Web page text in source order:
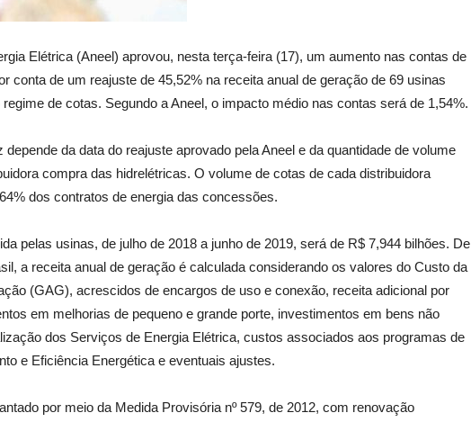
Elétrica (Aneel) aprovou, nesta terça-feira (17), um aumento nas contas de
conta de um reajuste de 45,52% na receita anual de geração de 69 usinas
de cotas. Segundo a Aneel, o impacto médio nas contas será de 1,54%.
da data do reajuste aprovado pela Aneel e da quantidade de volume
compra das hidrelétricas. O volume de cotas de cada distribuidora
dos contratos de energia das concessões.
pelas usinas, de julho de 2018 a junho de 2019, será de R$ 7,944 bilhões. De
a receita anual de geração é calculada considerando os valores do Custo da
(GAG), acrescidos de encargos de uso e conexão, receita adicional por
em melhorias de pequeno e grande porte, investimentos em bens não
dos Serviços de Energia Elétrica, custos associados aos programas de
e Eficiência Energética e eventuais ajustes.
por meio da Medida Provisória nº 579, de 2012, com renovação